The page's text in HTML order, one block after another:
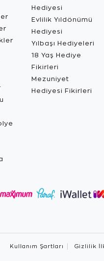
Hediyesi
Evlilik Yıldönümü
Hediyesi
Yılbaşı Hediyeleri
18 Yaş Hediye
Fikirleri
Mezuniyet
Hediyesi Fikirleri
Kullanım Şartları Gizlilik